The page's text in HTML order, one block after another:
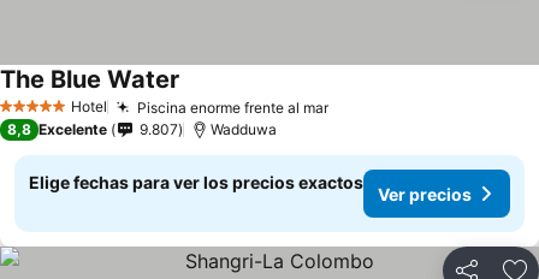
5 Estrellas Hotel Piscina enorme frente al mar
The Blue Water
8,8 Excelente 9.807 Wadduwa
Elige fechas para ver los precios exactos
Ver precios